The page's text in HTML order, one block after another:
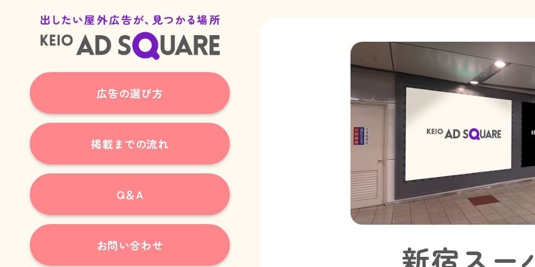
広告の選び方
掲載までの流れ
Q＆A
お問い合わせ